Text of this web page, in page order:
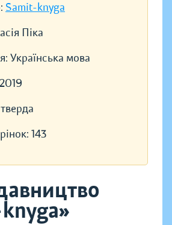
Samit-knyga
Піка
Українська мова
2019
тверда
143